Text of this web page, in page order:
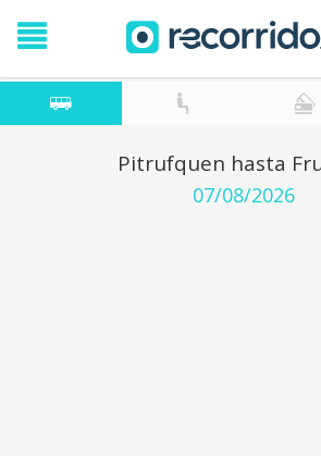
Pitrufquen hasta
07/08/2026